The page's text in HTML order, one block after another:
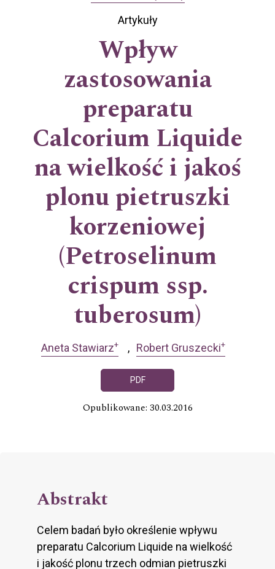
Artykuły
Wpływ
zastosowania
preparatu
Calcorium Liquide
na wielkość i jakoś
plonu pietruszki
korzeniowej
(Petroselinum
crispum ssp.
tuberosum)
Aneta Stawiarz+ Robert Gruszecki+
PDF
Opublikowane: 30.03.2016
Abstrakt
Celem badań było określenie wpływu
preparatu Calcorium Liquide na wielkość
i jakość plonu trzech odmian pietruszki